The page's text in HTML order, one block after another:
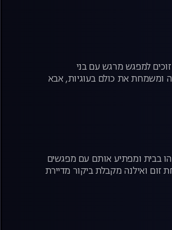
למפגש מרגש עם בני
ומשמחת את כולם בעוגיות, אבא
בבית ומפתיע אותם עם מפגשים
ואילנה מקבלת ביקור מדיירת